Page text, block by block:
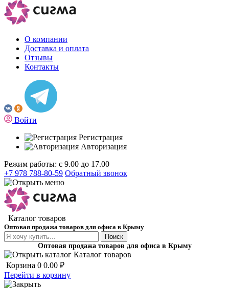
О компании
Доставка и оплата
Отзывы
Контакты
Войти
Регистрация
Авторизация
Режим работы: с 9.00 до 17.00
+7 978 788-80-59 Обратный звонок
Каталог товаров
Оптовая продажа товаров для офиса в Крыму
Поиск
Оптовая продажа товаров для офиса в Крыму
Каталог товаров
Корзина 0 0.00 ₽
Перейти в корзину